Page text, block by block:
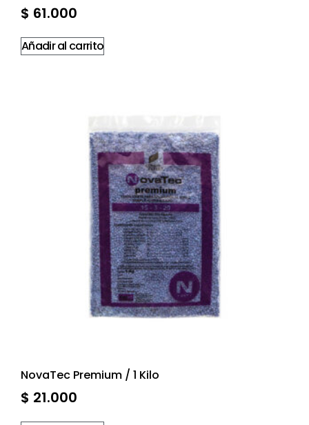
$ 61.000
Añadir al carrito
NovaTec Premium / 1 Kilo
$ 21.000